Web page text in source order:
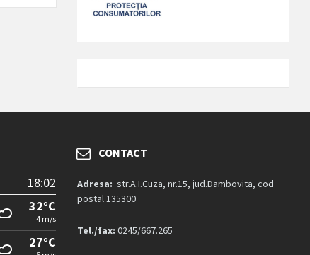
18:02
32°C
4 m/s
27°C
CONTACT
Adresa: str.A.I.Cuza, nr.15, jud.Dambovita, cod
postal 135300
Tel./fax: 0245/667.265